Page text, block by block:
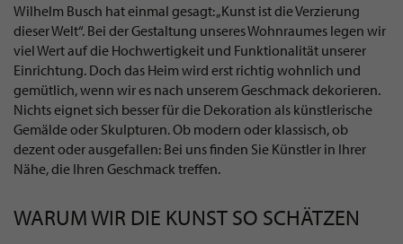
Wilhelm Busch hat einmal gesagt: „Kunst ist die Verzierung
dieser Welt“. Bei der Gestaltung unseres Wohnraumes legen wir
viel Wert auf die Hochwertigkeit und Funktionalität unserer
Einrichtung. Doch das Heim wird erst richtig wohnlich und
gemütlich, wenn wir es nach unserem Geschmack dekorieren.
Nichts eignet sich besser für die Dekoration als künstlerische
Gemälde oder Skulpturen. Ob modern oder klassisch, ob
dezent oder ausgefallen: Bei uns finden Sie Künstler in Ihrer
Nähe, die Ihren Geschmack treffen.
WARUM WIR DIE KUNST SO SCHÄTZEN